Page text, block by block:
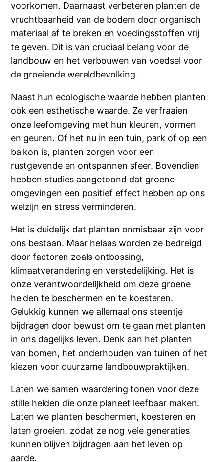
voorkomen. Daarnaast verbeteren planten de
vruchtbaarheid van de bodem door organisch
materiaal af te breken en voedingsstoffen vrij
te geven. Dit is van cruciaal belang voor de
landbouw en het verbouwen van voedsel voor
de groeiende wereldbevolking.
Naast hun ecologische waarde hebben planten
ook een esthetische waarde. Ze verfraaien
onze leefomgeving met hun kleuren, vormen
en geuren. Of het nu in een tuin, park of op een
balkon is, planten zorgen voor een
rustgevende en ontspannen sfeer. Bovendien
hebben studies aangetoond dat groene
omgevingen een positief effect hebben op ons
welzijn en stress verminderen.
Het is duidelijk dat planten onmisbaar zijn voor
ons bestaan. Maar helaas worden ze bedreigd
door factoren zoals ontbossing,
klimaatverandering en verstedelijking. Het is
onze verantwoordelijkheid om deze groene
helden te beschermen en te koesteren.
Gelukkig kunnen we allemaal ons steentje
bijdragen door bewust om te gaan met planten
in ons dagelijks leven. Denk aan het planten
van bomen, het onderhouden van tuinen of het
kiezen voor duurzame landbouwpraktijken.
Laten we samen waardering tonen voor deze
stille helden die onze planeet leefbaar maken.
Laten we planten beschermen, koesteren en
laten groeien, zodat ze nog vele generaties
kunnen blijven bijdragen aan het leven op
aarde.